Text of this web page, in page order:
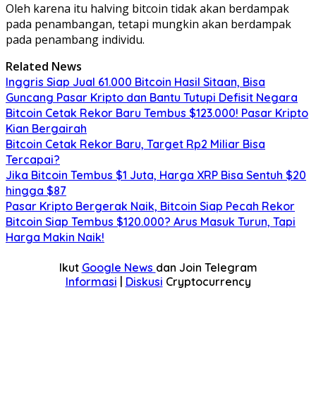
Oleh karena itu halving bitcoin tidak akan berdampak
pada penambangan, tetapi mungkin akan berdampak
pada penambang individu.
Related News
Inggris Siap Jual 61.000 Bitcoin Hasil Sitaan, Bisa
Guncang Pasar Kripto dan Bantu Tutupi Defisit Negara
Bitcoin Cetak Rekor Baru Tembus $123.000! Pasar Kripto
Kian Bergairah
Bitcoin Cetak Rekor Baru, Target Rp2 Miliar Bisa
Tercapai?
Jika Bitcoin Tembus $1 Juta, Harga XRP Bisa Sentuh $20
hingga $87
Pasar Kripto Bergerak Naik, Bitcoin Siap Pecah Rekor
Bitcoin Siap Tembus $120.000? Arus Masuk Turun, Tapi
Harga Makin Naik!
Ikut Google News dan Join Telegram
Informasi | Diskusi Cryptocurrency